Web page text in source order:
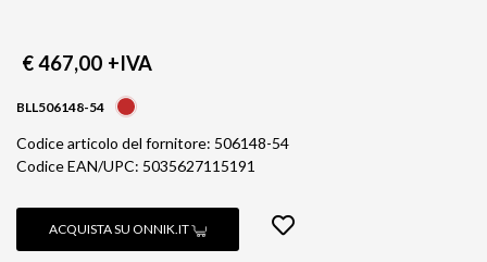
€ 467,00 +IVA
BLL506148-54
Codice articolo del fornitore: 506148-54
Codice EAN/UPC: 5035627115191
ACQUISTA SU ONNIK.IT